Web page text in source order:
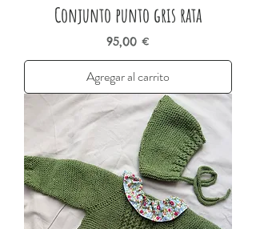
Conjunto punto gris rata
Precio
95,00 €
Agregar al carrito